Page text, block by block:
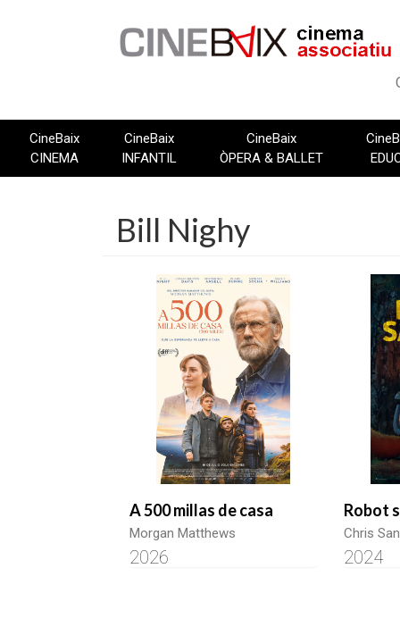
CineBaix
CINEMA
CineBaix
INFANTIL
CineBaix
ÒPERA & BALLET
Bill Nighy
A 500 millas de casa
Morgan Matthews
2026
Robot
Chris
2024